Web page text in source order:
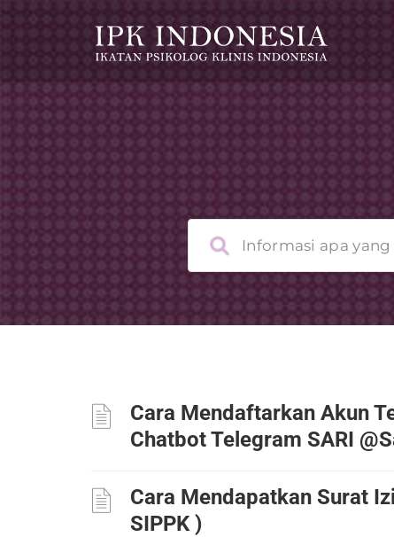
Cara Mendaftarkan Akun
Chatbot Telegram SARI
Cara Mendapatkan Surat
SIPPK )